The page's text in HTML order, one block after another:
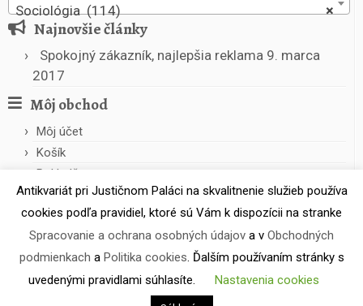
×
Sociológia (114)
Najnovšie články
Spokojný zákazník, najlepšia reklama 9. marca
2017
Môj obchod
Môj účet
Košík
Pokladňa
Antikvariát pri Justičnom Paláci
Antikvariát pri Justičnom Paláci na skvalitnenie služieb používa
cookies podľa pravidiel, ktoré sú Vám k dispozícii na stranke
Spracovanie a ochrana osobných údajov a v Obchodných
podmienkach a Politika cookies. Ďalším používaním stránky s
uvedenými pravidlami súhlasíte.
Nastavenia cookies